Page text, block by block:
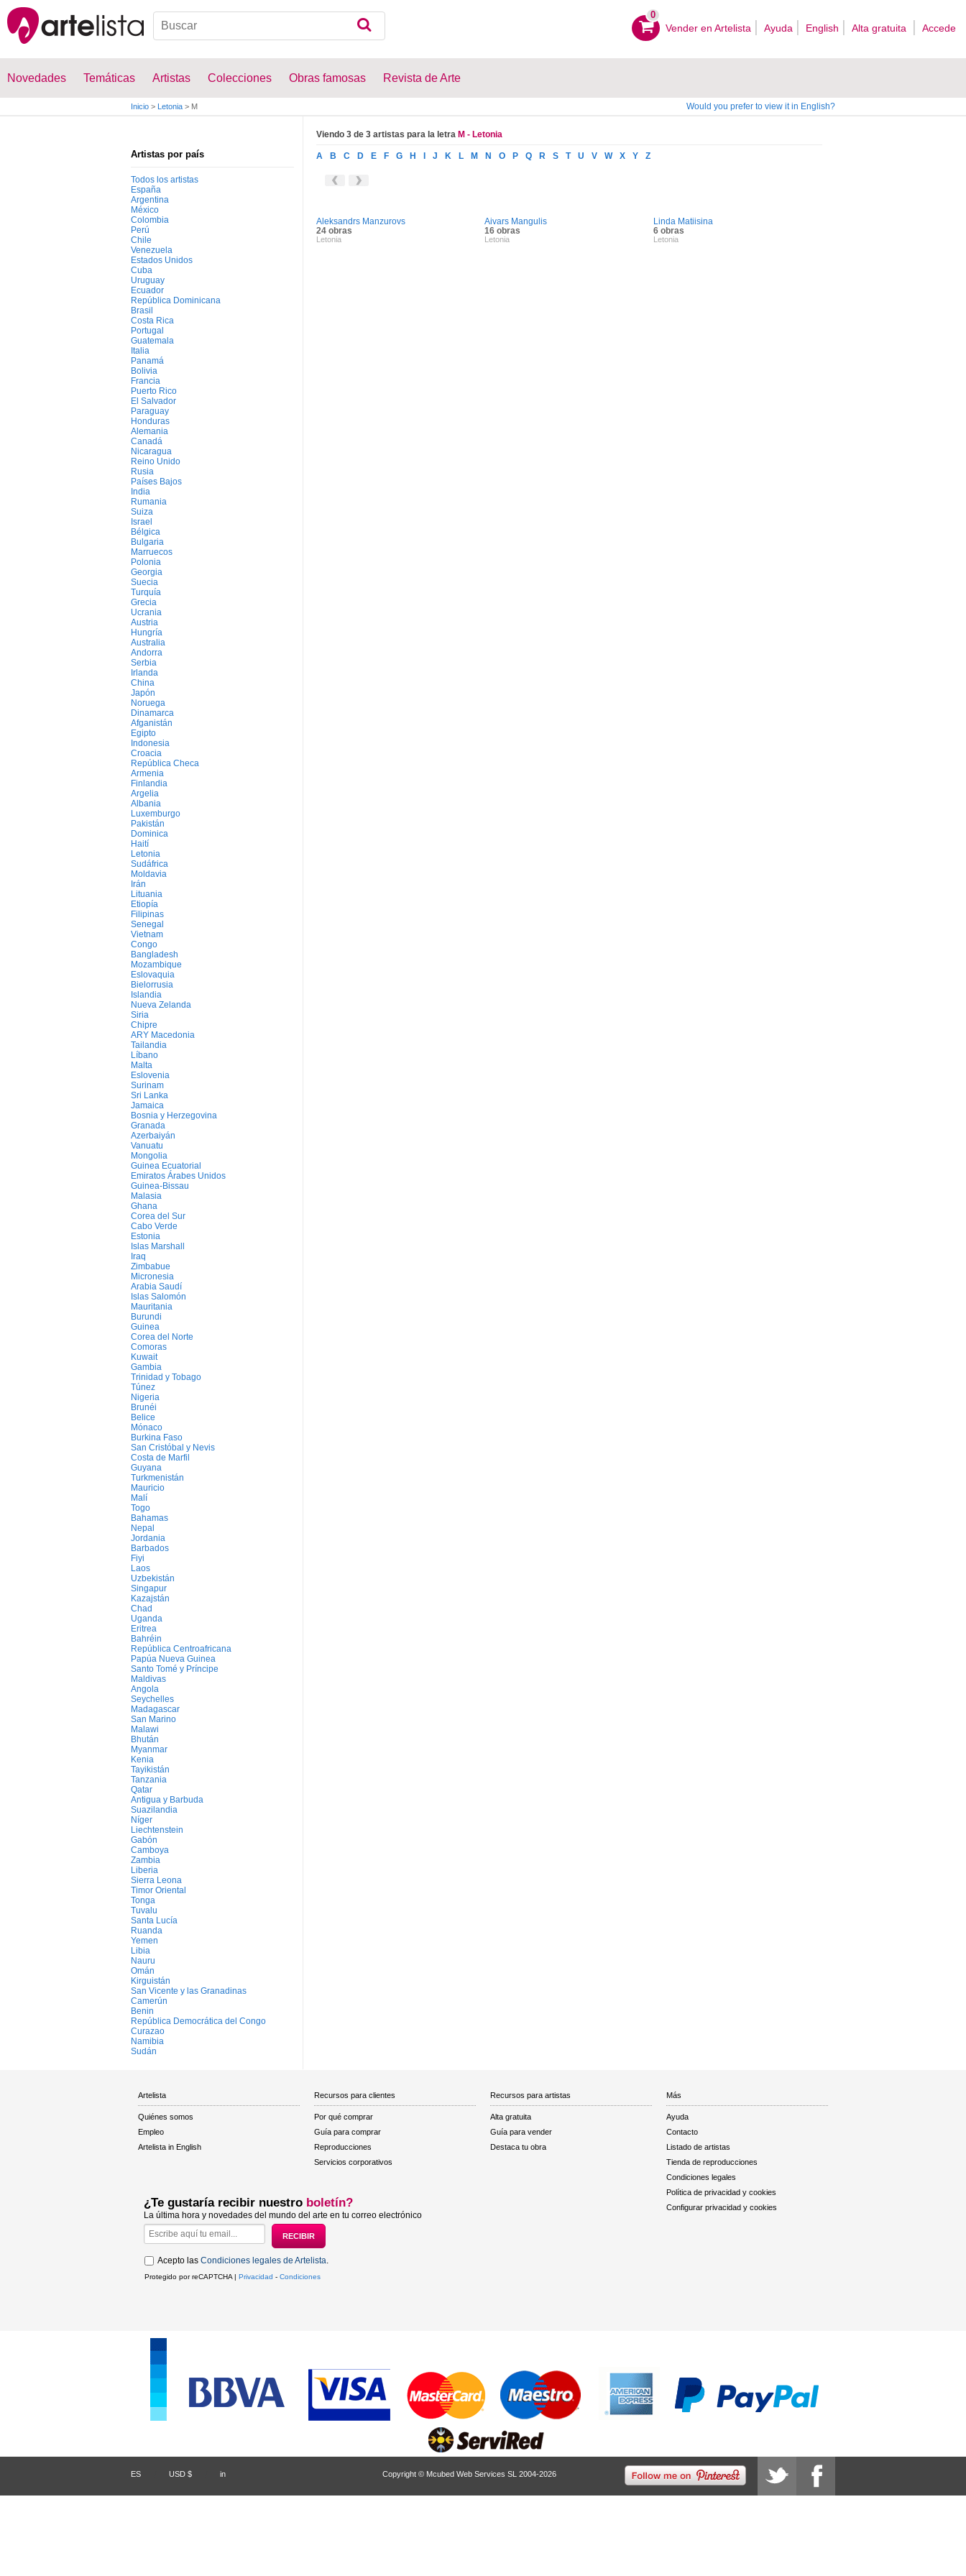
0
Vender en Artelista Ayuda English Alta gratuita Accede
Novedades Temáticas Artistas Colecciones Obras famosas Revista de Arte
Inicio > Letonia > M Would you prefer to view it in English?
Artistas por país
Todos los artistas
España
Argentina
México
Colombia
Perú
Chile
Venezuela
Estados Unidos
Cuba
Uruguay
Ecuador
República Dominicana
Brasil
Costa Rica
Portugal
Guatemala
Italia
Panamá
Bolivia
Francia
Puerto Rico
El Salvador
Paraguay
Honduras
Alemania
Canadá
Nicaragua
Reino Unido
Rusia
Países Bajos
India
Rumania
Suiza
Israel
Bélgica
Bulgaria
Marruecos
Polonia
Georgia
Suecia
Turquía
Grecia
Ucrania
Austria
Hungría
Australia
Andorra
Serbia
Irlanda
China
Japón
Noruega
Dinamarca
Afganistán
Egipto
Indonesia
Croacia
República Checa
Armenia
Finlandia
Argelia
Albania
Luxemburgo
Pakistán
Dominica
Haití
Letonia
Sudáfrica
Moldavia
Irán
Lituania
Etiopía
Filipinas
Senegal
Vietnam
Congo
Bangladesh
Mozambique
Eslovaquia
Bielorrusia
Islandia
Nueva Zelanda
Siria
Chipre
ARY Macedonia
Tailandia
Líbano
Malta
Eslovenia
Surinam
Sri Lanka
Jamaica
Bosnia y Herzegovina
Granada
Azerbaiyán
Vanuatu
Mongolia
Guinea Ecuatorial
Emiratos Árabes Unidos
Guinea-Bissau
Malasia
Ghana
Corea del Sur
Cabo Verde
Estonia
Islas Marshall
Iraq
Zimbabue
Micronesia
Arabia Saudí
Islas Salomón
Mauritania
Burundi
Guinea
Corea del Norte
Comoras
Kuwait
Gambia
Trinidad y Tobago
Túnez
Nigeria
Brunéi
Belice
Mónaco
Burkina Faso
San Cristóbal y Nevis
Costa de Marfil
Guyana
Turkmenistán
Mauricio
Malí
Togo
Bahamas
Nepal
Jordania
Barbados
Fiyi
Laos
Uzbekistán
Singapur
Kazajstán
Chad
Uganda
Eritrea
Bahréin
República Centroafricana
Papúa Nueva Guinea
Santo Tomé y Príncipe
Maldivas
Angola
Seychelles
Madagascar
San Marino
Malawi
Bhután
Myanmar
Kenia
Tayikistán
Tanzania
Qatar
Antigua y Barbuda
Suazilandia
Níger
Liechtenstein
Gabón
Camboya
Zambia
Liberia
Sierra Leona
Timor Oriental
Tonga
Tuvalu
Santa Lucía
Ruanda
Yemen
Libia
Nauru
Omán
Kirguistán
San Vicente y las Granadinas
Camerún
Benin
República Democrática del Congo
Curazao
Namibia
Sudán
Viendo 3 de 3 artistas para la letra M - Letonia
A B C D E F G H J K L M N O P Q R S T U V W X Y Z
Aleksandrs Manzurovs
24 obras
Letonia
Aivars Mangulis
16 obras
Letonia
Linda Matiisina
6 obras
Letonia
Artelista
Quiénes somos
Empleo
Artelista in English
Recursos para clientes
Por qué comprar
Guía para comprar
Reproducciones
Servicios corporativos
Recursos para artistas
Alta gratuita
Guía para vender
Destaca tu obra
Más
Ayuda
Contacto
Listado de artistas
Tienda de reproducciones
Condiciones legales
Política de privacidad y cookies
Configurar privacidad y cookies
¿Te gustaría recibir nuestro boletín?
La última hora y novedades del mundo del arte en tu correo electrónico
Acepto las Condiciones legales de Artelista.
Protegido por reCAPTCHA | Privacidad - Condiciones
ES USD $ in Copyright © Mcubed Web Services SL 2004-2026